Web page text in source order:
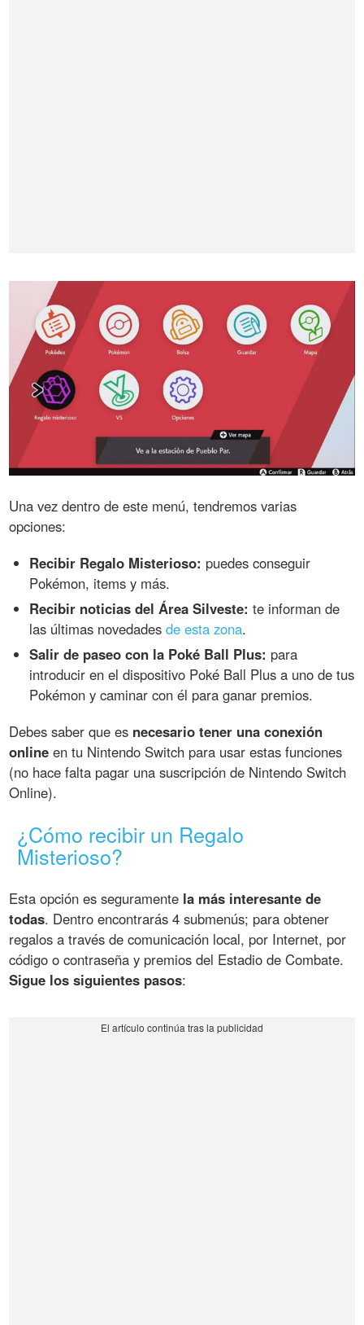
Una vez dentro de este menú, tendremos varias
opciones:
Recibir Regalo Misterioso: puedes conseguir
Pokémon, items y más.
Recibir noticias del Área Silveste: te informan de
las últimas novedadesde esta zona.
Salir de paseo con la Poké Ball Plus: para
introducir en el dispositivo Poké Ball Plus a uno de tus
Pokémon y caminar con él para ganar premios.
Debes saber que es necesario tener una conexión
online en tu Nintendo Switch para usar estas funciones
(no hace falta pagar una suscripción de Nintendo Switch
Online).
¿Cómo recibir un Regalo
Misterioso?
Esta opción es seguramente la más interesante de
todas. Dentro encontrarás 4 submenús; para obtener
regalos a través de comunicación local, por Internet, por
código o contraseña y premios del Estadio de Combate.
Sigue los siguientes pasos: